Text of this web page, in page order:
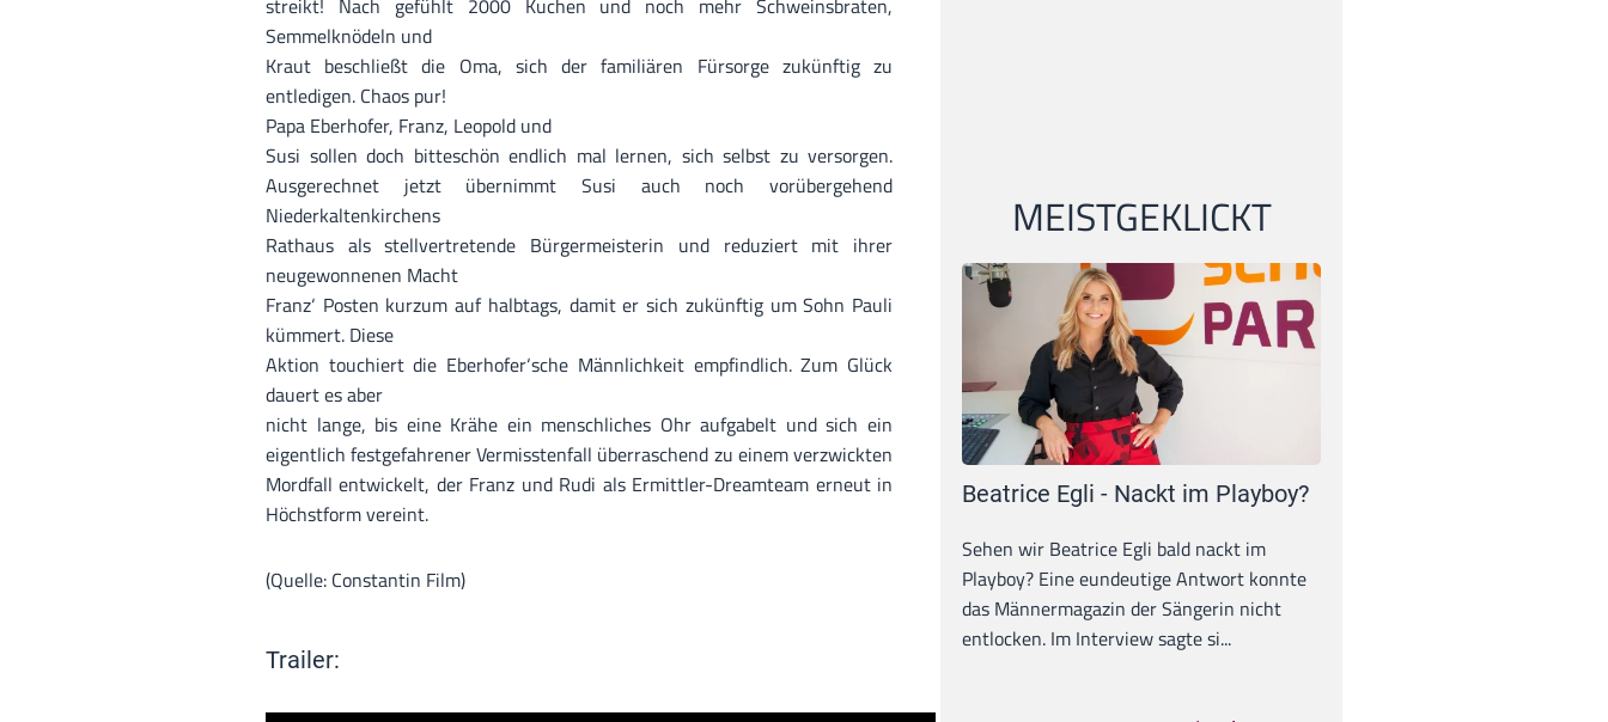
streikt! Nach gefühlt 2000 Kuchen und noch mehr Schweinsbraten,
Semmelknödeln und
Kraut beschließt die Oma, sich der familiären Fürsorge zukünftig zu
entledigen. Chaos pur!
Papa Eberhofer, Franz, Leopold und
Susi sollen doch bitteschön endlich mal lernen, sich selbst zu versorgen.
Ausgerechnet jetzt übernimmt Susi auch noch vorübergehend
Niederkaltenkirchens
Rathaus als stellvertretende Bürgermeisterin und reduziert mit ihrer
neugewonnenen Macht
Franz‘ Posten kurzum auf halbtags, damit er sich zukünftig um Sohn Pauli
kümmert. Diese
Aktion touchiert die Eberhofer‘sche Männlichkeit empfindlich. Zum Glück
dauert es aber
nicht lange, bis eine Krähe ein menschliches Ohr aufgabelt und sich ein
eigentlich festgefahrener Vermisstenfall überraschend zu einem verzwickten
Mordfall entwickelt, der Franz und Rudi als Ermittler-Dreamteam erneut in
Höchstform vereint.
(Quelle: Constantin Film)
Trailer:
MEISTGEKLICKT
Beatrice Egli - Nackt im Playboy?
Sehen wir Beatrice Egli bald nackt im
Playboy? Eine eundeutige Antwort konnte
das Männermagazin der Sängerin nicht
entlocken. Im Interview sagte si...